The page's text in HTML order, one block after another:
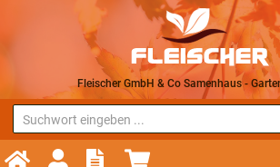
Fleischer GmbH & Co Samenhaus -